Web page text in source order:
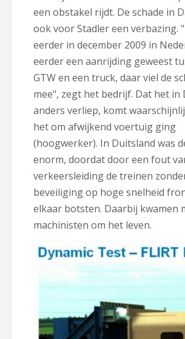
een obstakel rijdt. De schade in
ook voor Stadler een verbazing.
eerder in december 2009 in
eerder een aanrijding geweest
GTW en een truck, daar viel de
mee", zegt het bedrijf. Dat het in
anders verliep, komt
het om afwijkend voertuig ging
(hoogwerker). In Duitsland was
enorm, doordat door een fout
verkeersleiding de treinen
beveiliging op hoge snelheid
elkaar botsten. Daarbij kwamen
machinisten om het leven.